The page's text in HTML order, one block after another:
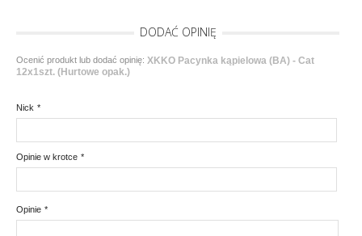
DODAĆ OPINIĘ
Ocenić produkt lub dodać opinię: XKKO Pacynka kąpielowa (BA) - Cat
12x1szt. (Hurtowe opak.)
*
Nick
*
Opinie w krotce
*
Opinie